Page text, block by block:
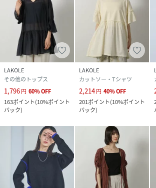
LAKOLE
その他のトップス
1,796円 60%OFF
163ポイント(10%ポイント
バック)
LAKOLE
カットソー・Tシャツ
2,214円 40%OFF
201ポイント(10%ポイント
バック)